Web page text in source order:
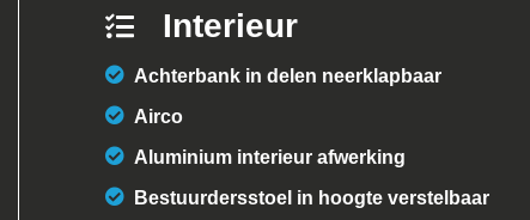
Interieur
Achterbank in delen neerklapbaar
Airco
Aluminium interieur afwerking
Bestuurdersstoel in hoogte verstelbaar